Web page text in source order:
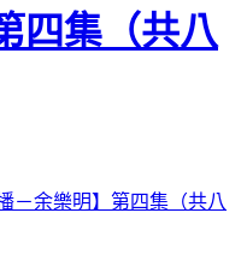
四集（共八